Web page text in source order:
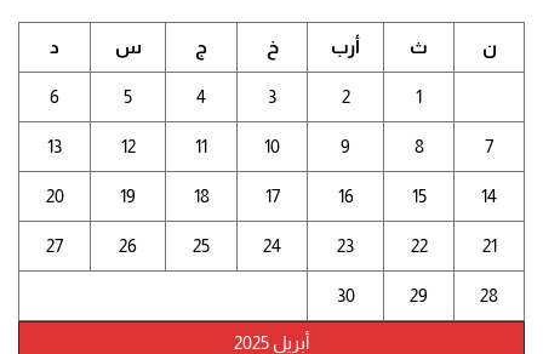
أبريل 2025
ن ث أرب خ ج س د
1
2
3
4
5
6
7
8
9
10
11
12
13
14
15
16
17
18
19
20
21
22
23
24
25
26
27
28
29
30